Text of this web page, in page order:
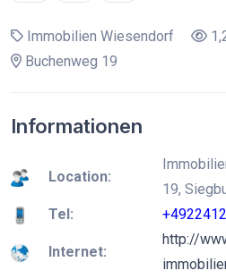
Immobilien Wiesendorf
Buchenweg 19
Informationen
Location:
19,
Tel:
Internet:
http://